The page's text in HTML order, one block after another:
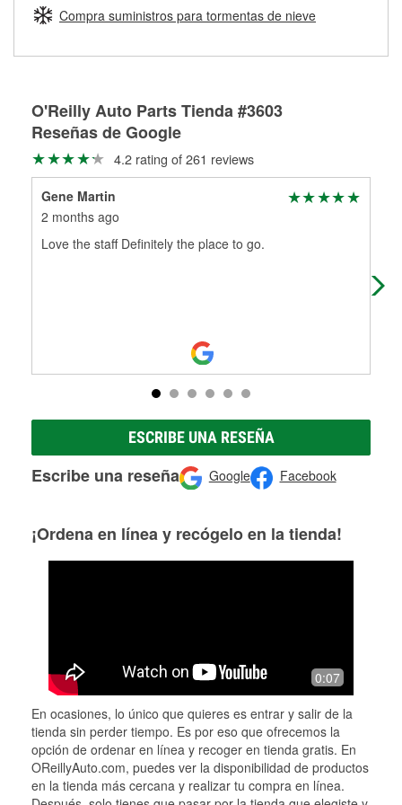
Más información sobre el Programa de Préstamo de
medirán tus tambores o discos para determinar si pueden
ser rectificados con seguridad. Si tus tambores o discos no
partes de reemplazo correctas para tu reparación.
Compra suministros para tormentas de nieve
O'Reilly Auto Parts Tienda #3603
Reseñas de Google
4.2 rating of 261 reviews
Gene Martin
2 months ago
Love the staff Definitely the place to go.
it
ESCRIBE UNA RESEÑA
Escribe una reseña Google Facebook
¡Ordena en línea y recógelo en la tienda!
0:07
En ocasiones, lo único que quieres es entrar y salir de la
tienda sin perder tiempo. Es por eso que ofrecemos la
opción de ordenar en línea y recoger en tienda gratis. En
OReillyAuto.com, puedes ver la disponibilidad de productos
en la tienda más cercana y realizar tu compra en línea.